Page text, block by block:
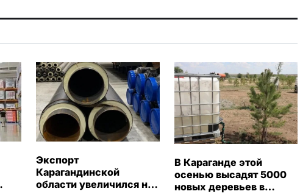
n
i
Экспорт
Карагандинской
области увеличился на
В Караганде этой
осенью высадят 5000
новых деревьев в